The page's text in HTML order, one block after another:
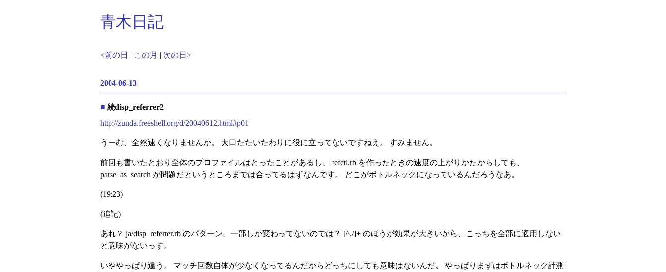
青木日記
<前の日 | この月 | 次の日>
2004-06-13
■ 続disp_referrer2
http://zunda.freeshell.org/d/20040612.html#p01
うーむ、全然速くなりませんか。 大口たたいたわりに役に立ってないですねえ。 すみません。
前回も書いたとおり全体のプロファイルはとったことがあるし、 refctl.rb を作ったときの速度の上がりかたからしても、
parse_as_search が問題だというところまでは合ってるはずなんです。 どこがボトルネックになっているんだろうなあ。
(19:23)
(追記)
あれ？ ja/disp_referrer.rb のパターン、一部しか変わってないのでは？ [^./]+ のほうが効果が大きいから、こっちを全部に適用しない
と意味がないっす。
いややっぱり違う。 マッチ回数自体が少なくなってるんだからどっちにしても意味はないんだ。 やっぱりまずはボトルネック計測